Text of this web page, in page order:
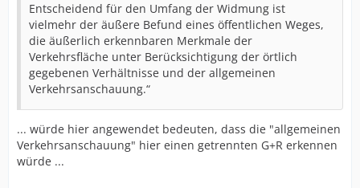
Entscheidend für den Umfang der Widmung ist
vielmehr der äußere Befund eines öffentlichen Weges,
die äußerlich erkennbaren Merkmale der
Verkehrsfläche unter Berücksichtigung der örtlich
gegebenen Verhältnisse und der allgemeinen
Verkehrsanschauung.“
... würde hier angewendet bedeuten, dass die "allgemeinen
Verkehrsanschauung" hier einen getrennten G+R erkennen
würde ...